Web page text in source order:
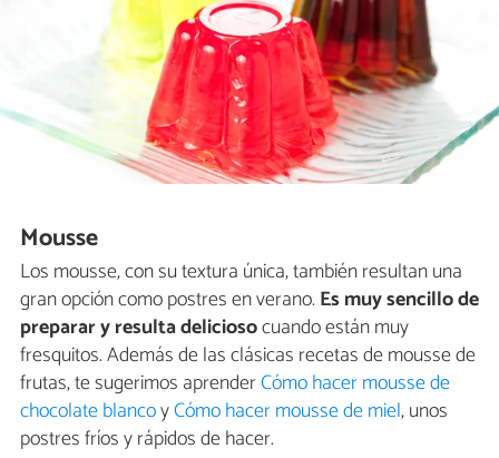
Mousse
Los mousse, con su textura única, también resultan una
gran opción como postres en verano. Es muy sencillo de
preparar y resulta deliciosocuando están muy
fresquitos. Además de las clásicas recetas de mousse de
frutas, te sugerimos aprenderCómo hacer mousse de
chocolate blancoyCómo hacer mousse de miel, unos
postres fríos y rápidos de hacer.